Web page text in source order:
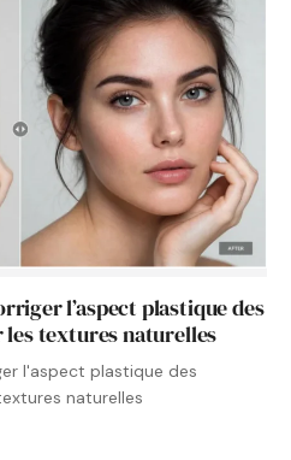
l’aspect plastique des
textures naturelles
l'aspect plastique des
naturelles